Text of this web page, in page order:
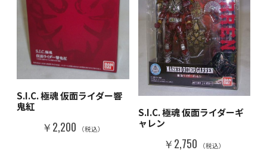
S.I.C. 極魂 仮面ライダー響
鬼紅
￥2,200 （税込）
S.I.C. 極魂 仮面ライダーギ
ャレン
￥2,750 （税込）